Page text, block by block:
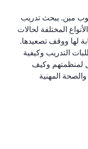
مين. يبحث تدريب
المختلفة لحالات
لها ووقف تصعيدها.
التدريب وكيفية
لمنظمتهم وكيف
المهنية